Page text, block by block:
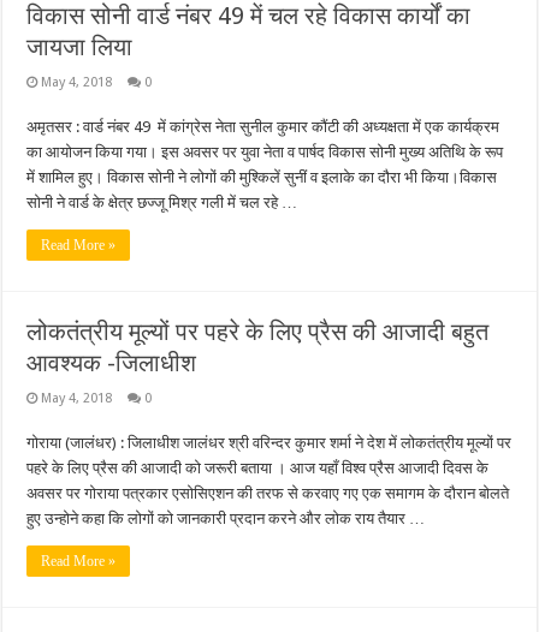
विकास सोनी वार्ड नंबर 49 में चल रहे विकास कार्यों का
जायजा लिया
May 4, 2018 0
अमृतसर : वार्ड नंबर 49 में कांग्रेस नेता सुनील कुमार कौंटी की अध्यक्षता में एक कार्यक्रम
का आयोजन किया गया। इस अवसर पर युवा नेता व पार्षद विकास सोनी मुख्य अतिथि के रूप
में शामिल हुए। विकास सोनी ने लोगों की मुश्किलें सुनीं व इलाके का दौरा भी किया।विकास
सोनी ने वार्ड के क्षेत्र छज्जू मिश्र गली में चल रहे …
Read More »
लोकतंत्रीय मूल्यों पर पहरे के लिए प्रैस की आजादी बहुत
आवश्यक -जिलाधीश
May 4, 2018 0
गोराया (जालंधर) : जिलाधीश जालंधर श्री वरिन्दर कुमार शर्मा ने देश में लोकतंत्रीय मूल्यों पर
पहरे के लिए प्रैस की आजादी को जरूरी बताया । आज यहाँ विश्व प्रैस आजादी दिवस के
अवसर पर गोराया पत्रकार एसोसिएशन की तरफ से करवाए गए एक समागम के दौरान बोलते
हुए उन्होने कहा कि लोगों को जानकारी प्रदान करने और लोक राय तैयार …
Read More »